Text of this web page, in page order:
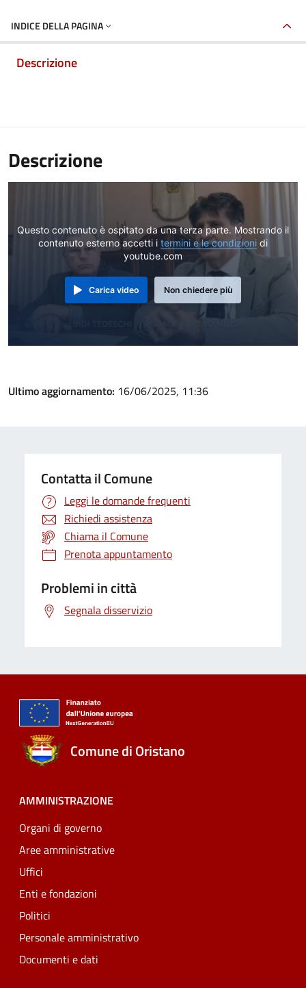
INDICE DELLA PAGINA
Descrizione
Descrizione
Questo contenuto è ospitato da una terza parte. Mostrando il
contenuto esterno accetti i termini e le condizioni di
youtube.com
Carica video Non chiedere più
Ultimo aggiornamento: 16/06/2025, 11:36
Contatta il Comune
Leggi le domande frequenti
Richiedi assistenza
Chiama il Comune
Prenota appuntamento
Problemi in città
Segnala disservizio
Comune di Oristano
AMMINISTRAZIONE
Organi di governo
Aree amministrative
Uffici
Enti e fondazioni
Politici
Personale amministrativo
Documenti e dati